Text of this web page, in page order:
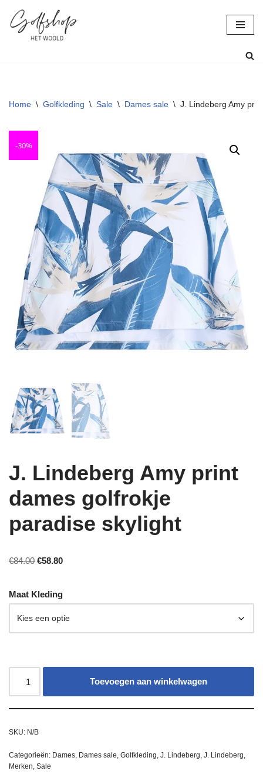
Ga
Home \ Golfkleding \ Sale \ Dames sale \ J. Lindeberg Amy
-30%
J. Lindeberg Amy print
dames golfrokje
paradise skylight
€84.00 €58.80
Maat Kleding
Toevoegen aan winkelwagen
SKU: N/B
Categorieën: Dames, Dames sale, Golfkleding, J. Lindeberg, J. Lindeberg,
Merken, Sale